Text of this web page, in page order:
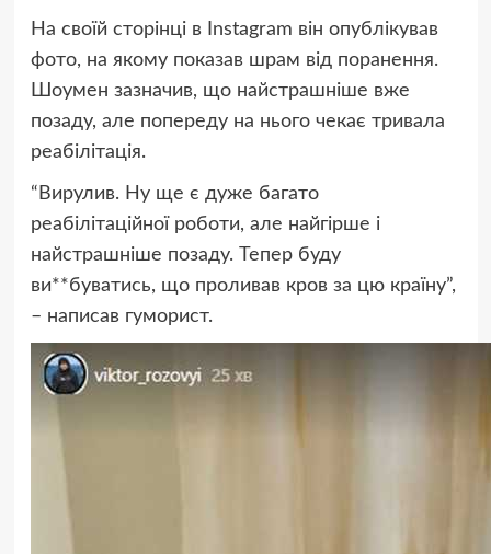
На своїй сторінці в Instagram він опублікував
фото, на якому показав шрам від поранення.
Шоумен зазначив, що найстрашніше вже
позаду, але попереду на нього чекає тривала
реабілітація.
“Вирулив. Ну ще є дуже багато
реабілітаційної роботи, але найгірше і
найстрашніше позаду. Тепер буду
ви**буватись, що проливав кров за цю країну”,
– написав гуморист.